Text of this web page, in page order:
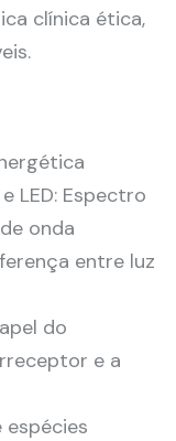
clínica ética,
LED: Espectro
onda
entre luz
do
e a
espécies